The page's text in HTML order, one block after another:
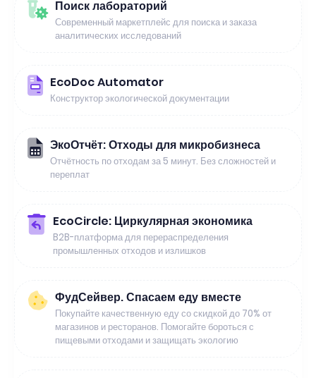
Поиск лабораторий
Современный маркетплейс для поиска и заказа
аналитических исследований
EcoDoc Automator
Конструктор экологической документации
ЭкоОтчёт: Отходы для микробизнеса
Отчётность по отходам за 5 минут. Без сложностей и
переплат
EcoCircle: Циркулярная экономика
B2B-платформа для перераспределения
промышленных отходов и излишков
ФудСейвер. Спасаем еду вместе
Покупайте качественную еду со скидкой до 70% от
магазинов и ресторанов. Помогайте бороться с
пищевыми отходами и защищать экологию